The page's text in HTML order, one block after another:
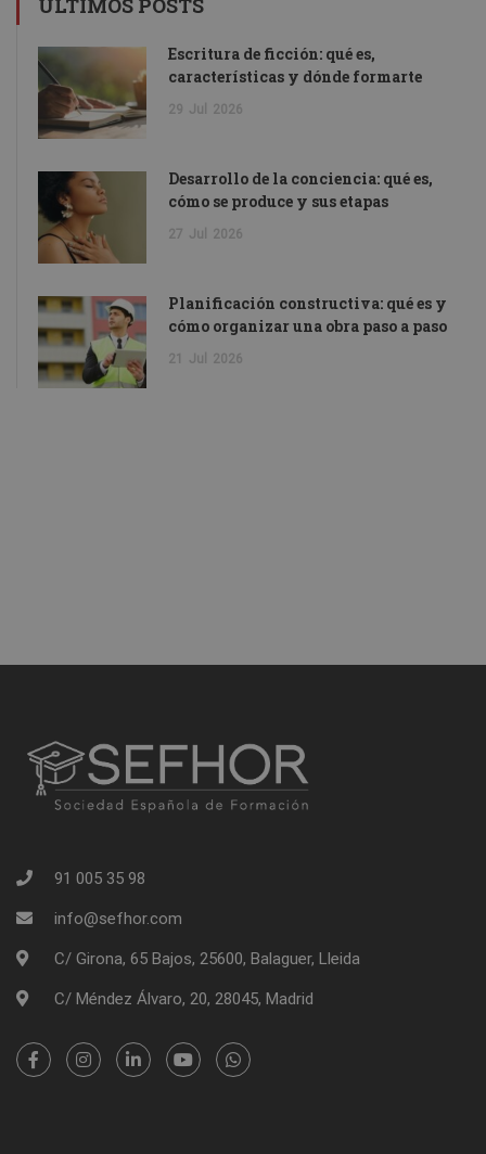
ÚLTIMOS POSTS
Escritura de ficción: qué es,
características y dónde formarte
29 Jul 2026
Desarrollo de la conciencia: qué es,
cómo se produce y sus etapas
27 Jul 2026
Planificación constructiva: qué es y
cómo organizar una obra paso a paso
21 Jul 2026
91 005 35 98
info@sefhor.com
C/ Girona, 65 Bajos, 25600, Balaguer, Lleida
C/ Méndez Álvaro, 20, 28045, Madrid